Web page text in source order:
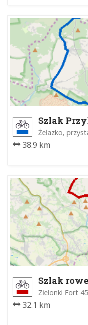
Szlak
Żelazko,
38.9 km
Szlak
Zielonki
Zielonki Fort
32.1 km